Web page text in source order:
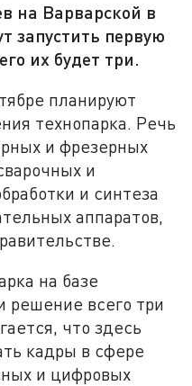
на Варварской в
запустить первую
их будет три.
планируют
технопарка. Речь
и фрезерных
и
и синтеза
аппаратов,
на базе
решение всего три
что здесь
кадры в сфере
и цифровых